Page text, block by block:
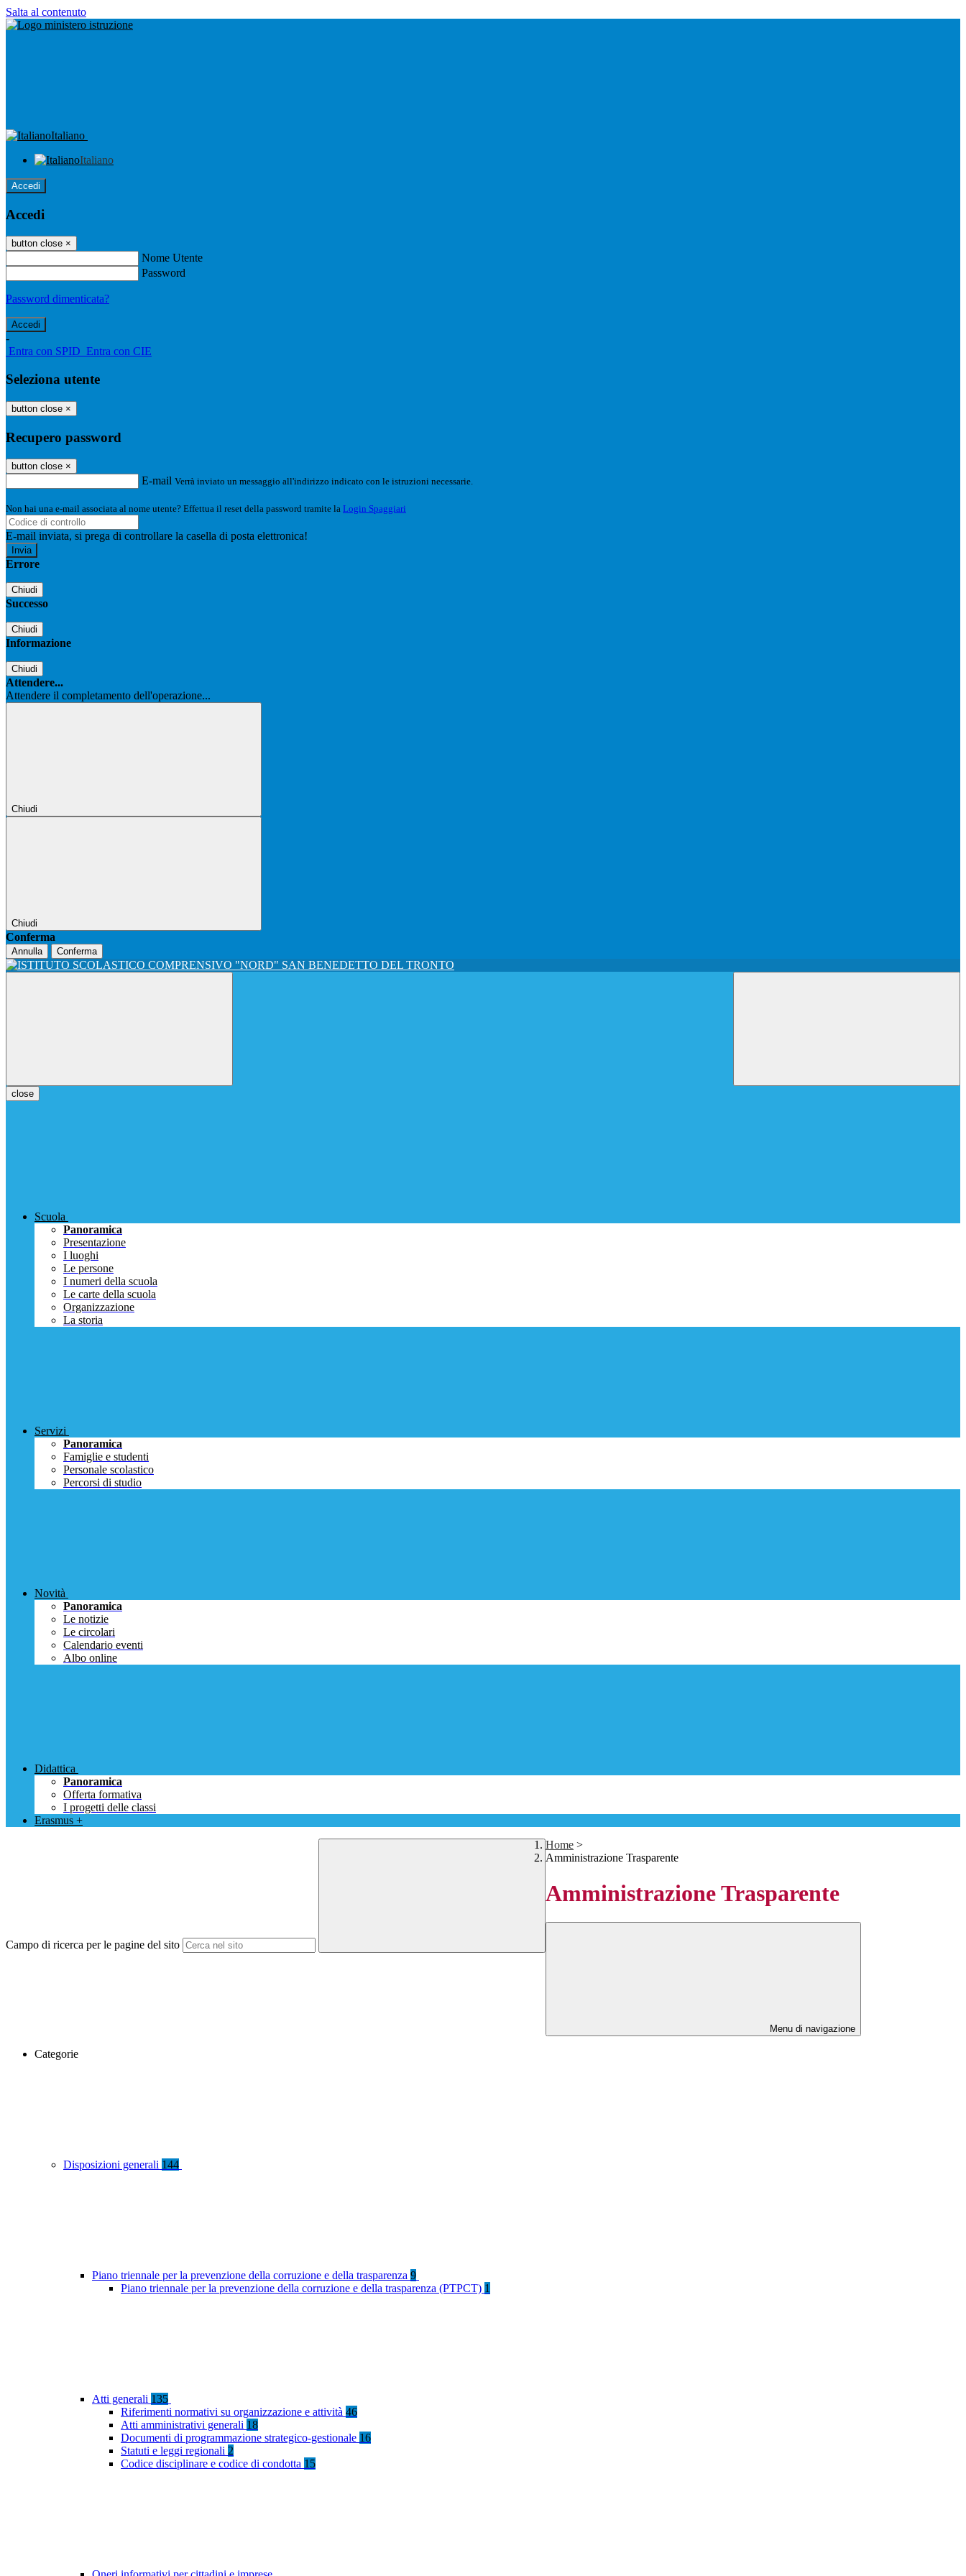
Salta al contenuto
Italiano
Italiano
Accedi
Accedi
button close ×
Nome Utente
Password
Password dimenticata?
-
Entra con SPID Entra con CIE
Seleziona utente
button close ×
Recupero password
button close ×
E-mail Verrà inviato un messaggio all'indirizzo indicato con le istruzioni necessarie.
Non hai una e-mail associata al nome utente? Effettua il reset della password tramite la Login Spaggiari
E-mail inviata, si prega di controllare la casella di posta elettronica!
Errore
Chiudi
Successo
Chiudi
Informazione
Chiudi
Attendere...
Attendere il completamento dell'operazione...
Chiudi
Chiudi
Conferma
Annulla Conferma
close
Scuola
Panoramica
Presentazione
I luoghi
Le persone
I numeri della scuola
Le carte della scuola
Organizzazione
La storia
Servizi
Panoramica
Famiglie e studenti
Personale scolastico
Percorsi di studio
Novità
Panoramica
Le notizie
Le circolari
Calendario eventi
Albo online
Didattica
Panoramica
Offerta formativa
I progetti delle classi
Erasmus +
Campo di ricerca per le pagine del sito
Home >
Amministrazione Trasparente
Amministrazione Trasparente
Menu di navigazione
Categorie
Disposizioni generali 144
Piano triennale per la prevenzione della corruzione e della trasparenza 9
Piano triennale per la prevenzione della corruzione e della trasparenza (PTPCT) 1
Atti generali 135
Riferimenti normativi su organizzazione e attività 46
Atti amministrativi generali 18
Documenti di programmazione strategico-gestionale 16
Statuti e leggi regionali 2
Codice disciplinare e codice di condotta 15